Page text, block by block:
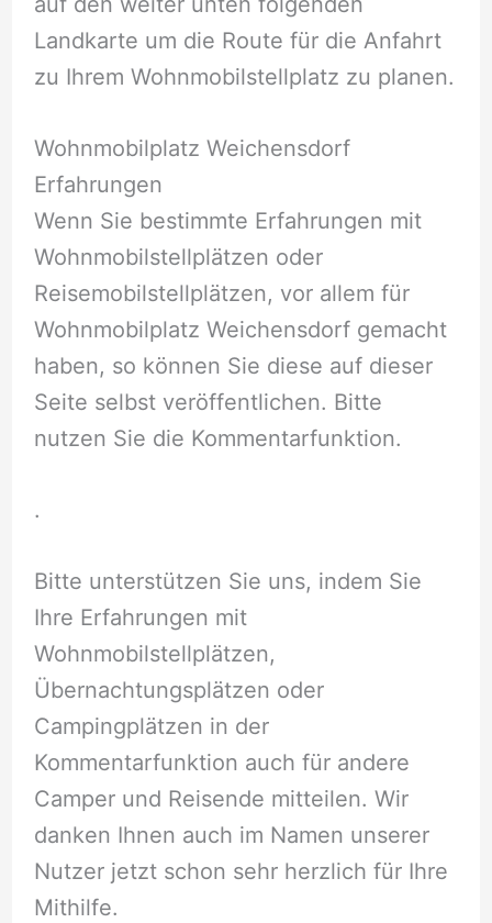
Landkarte um die Route für die Anfahrt
zu Ihrem Wohnmobilstellplatz zu planen.
Wohnmobilplatz Weichensdorf
Erfahrungen
Wenn Sie bestimmte Erfahrungen mit
Wohnmobilstellplätzen oder
Reisemobilstellplätzen, vor allem für
Wohnmobilplatz Weichensdorf gemacht
haben, so können Sie diese auf dieser
Seite selbst veröffentlichen. Bitte
nutzen Sie die Kommentarfunktion.
.
Bitte unterstützen Sie uns, indem Sie
Ihre Erfahrungen mit
Wohnmobilstellplätzen,
Übernachtungsplätzen oder
Campingplätzen in der
Kommentarfunktion auch für andere
Camper und Reisende mitteilen. Wir
danken Ihnen auch im Namen unserer
Nutzer jetzt schon sehr herzlich für Ihre
Mithilfe.